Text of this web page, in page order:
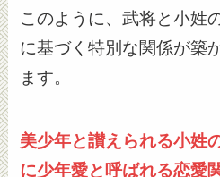
このように、武将と小姓
に基づく特別な関係が築
ます。
美少年と讃えられる小姓
に少年愛と呼ばれる恋愛